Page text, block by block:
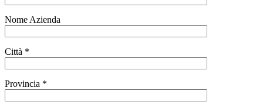
Nome Azienda
Città *
Provincia *